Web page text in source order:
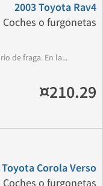
2003 Toyota Rav4
Coches o furgonetas
de fraga. En la...
¤210.29
Toyota Corola Verso